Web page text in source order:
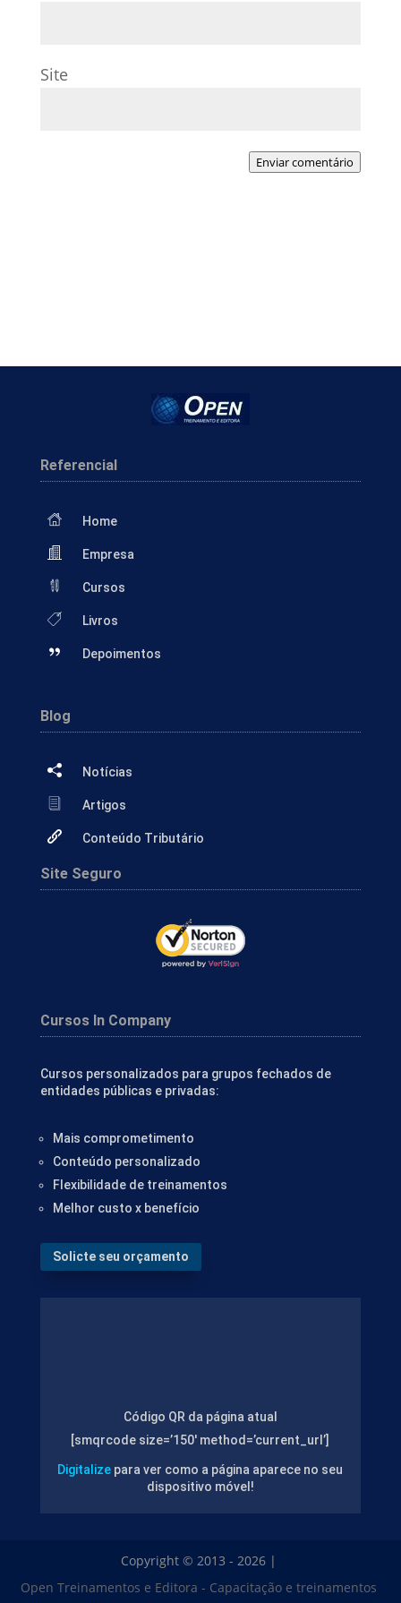
Site
Enviar comentário
Referencial
Home
Empresa
Cursos
Livros
Depoimentos
Blog
Notícias
Artigos
Conteúdo Tributário
Site Seguro
Cursos In Company
Cursos personalizados para grupos fechados de
entidades públicas e privadas:
Mais comprometimento
Conteúdo personalizado
Flexibilidade de treinamentos
Melhor custo x benefício
Solicte seu orçamento
Código QR da página atual
[smqrcode size=’150′ method=’current_url’]
Digitalize para ver como a página aparece no seu
dispositivo móvel!
Copyright © 2013 - 2026 |
Open Treinamentos e Editora - Capacitação e treinamentos